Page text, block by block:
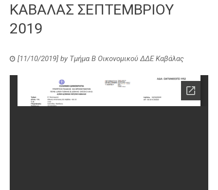
ΚΑΒΑΛΑΣ ΣΕΠΤΕΜΒΡΙΟΥ
2019
[11/10/2019] by Τμήμα Β Οικονομικού ΔΔΕ Καβάλας